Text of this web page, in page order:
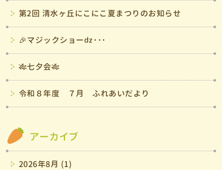
第2回 清水ヶ丘にこにこ夏まつりのお知らせ
🎉マジックショーǳ･･･
🎋七夕会🎋
令和８年度 ７月 ふれあいだより
アーカイブ
2026年8月 (1)